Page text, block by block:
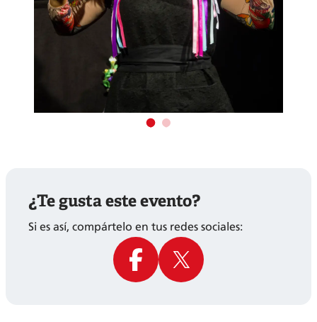
¿Te gusta este evento?
Si es así, compártelo en tus redes sociales: